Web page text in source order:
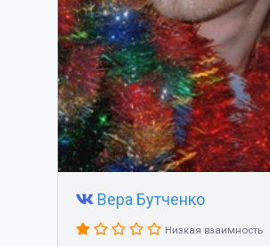
Вера Бутченко
Низкая взаимность